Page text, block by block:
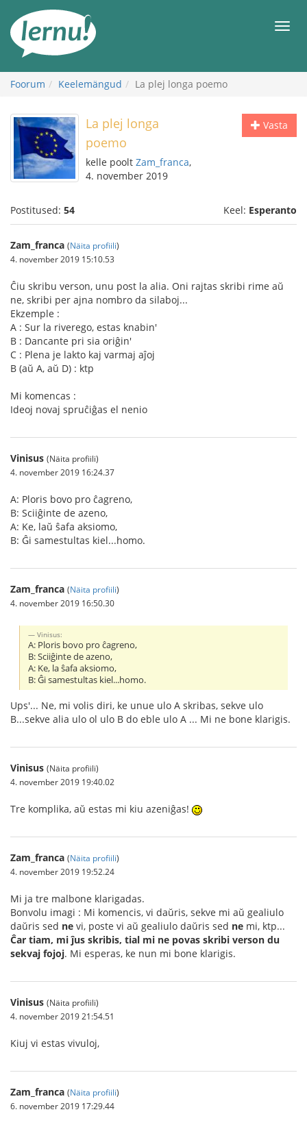
juurde
Foorum Keelemängud La plej longa poemo
Vasta
La plej longa
poemo
kelle poolt Zam_franca,
4. november 2019
Postitused: 54 Keel: Esperanto
Zam_franca (Näita profiili)
4. november 2019 15:10.53
Ĉiu skribu verson, unu post la alia. Oni rajtas skribi rime aŭ
ne, skribi per ajna nombro da silaboj...
Ekzemple :
A : Sur la riverego, estas knabin'
B : Dancante pri sia oriĝin'
C : Plena je lakto kaj varmaj aĵoj
B (aŭ A, aŭ D) : ktp
Mi komencas :
Ideoj novaj spruĉiĝas el nenio
Vinisus (Näita profiili)
4. november 2019 16:24.37
A: Ploris bovo pro ĉagreno,
B: Sciiĝinte de azeno,
A: Ke, laŭ ŝafa aksiomo,
B: Ĝi samestultas kiel...homo.
Zam_franca (Näita profiili)
4. november 2019 16:50.30
Vinisus:
A: Ploris bovo pro ĉagreno,
B: Sciiĝinte de azeno,
A: Ke, la ŝafa aksiomo,
B: Ĝi samestultas kiel...homo.
Ups'... Ne, mi volis diri, ke unue ulo A skribas, sekve ulo
B...sekve alia ulo ol ulo B do eble ulo A ... Mi ne bone klarigis.
Vinisus (Näita profiili)
4. november 2019 19:40.02
Tre komplika, aŭ estas mi kiu azeniĝas!
Zam_franca (Näita profiili)
4. november 2019 19:52.24
Mi ja tre malbone klarigadas.
Bonvolu imagi : Mi komencis, vi daŭris, sekve mi aŭ gealiulo
daŭris sed ne vi, poste vi aŭ gealiulo daŭris sed ne mi, ktp...
Ĉar tiam, mi ĵus skribis, tial mi ne povas skribi verson du
sekvaj fojoj. Mi esperas, ke nun mi bone klarigis.
Vinisus (Näita profiili)
4. november 2019 21:54.51
Kiuj vi estas vivuloj,
Zam_franca (Näita profiili)
6. november 2019 17:29.44